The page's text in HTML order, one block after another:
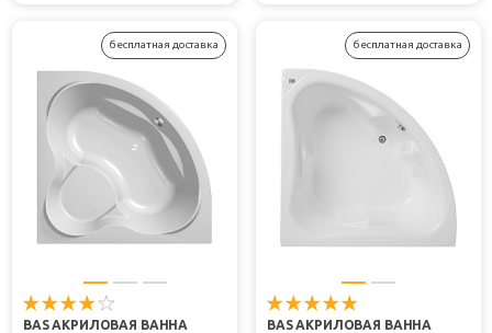
бесплатная доставка
BAS АКРИЛОВАЯ ВАННА
бесплатная доставка
BAS АКРИЛОВАЯ ВАННА